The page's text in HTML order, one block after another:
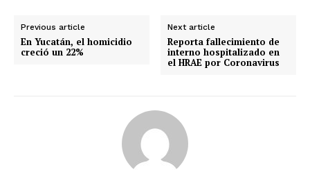
Previous article
En Yucatán, el homicidio
creció un 22%
Next article
Reporta fallecimiento de
interno hospitalizado en
el HRAE por Coronavirus